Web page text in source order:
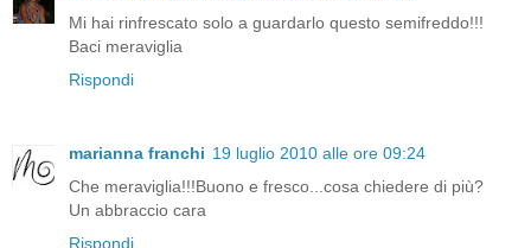
Mi hai rinfrescato solo a guardarlo questo semifreddo!!!
Baci meraviglia
Rispondi
marianna franchi 19 luglio 2010 alle ore 09:24
Che meraviglia!!!Buono e fresco...cosa chiedere di più?
Un abbraccio cara
Rispondi